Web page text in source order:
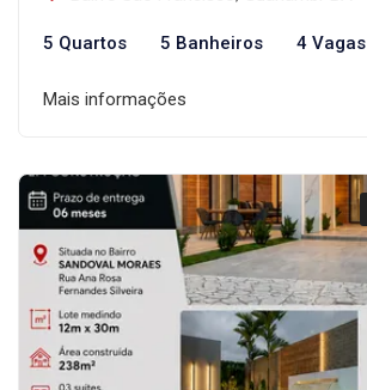
5 Quartos 5 Banheiros 4 Vagas
Mais informações